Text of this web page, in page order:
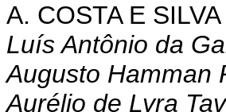
A. COSTA E SILVA
Luís Antônio da
Augusto Hamman
Aurélio de Lyra